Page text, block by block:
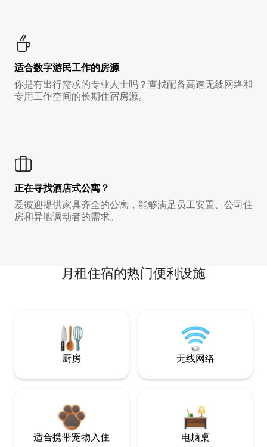
适合数字游民工作的房源
你是有出行需求的专业人士吗？查找配备高速无线网络和
专用工作空间的长期住宿房源。
正在寻找酒店式公寓？
爱彼迎提供家具齐全的公寓，能够满足员工安置、公司住
房和异地调动者的需求。
月租住宿的热门便利设施
厨房 无线网络
适合携带宠物入住 电脑桌